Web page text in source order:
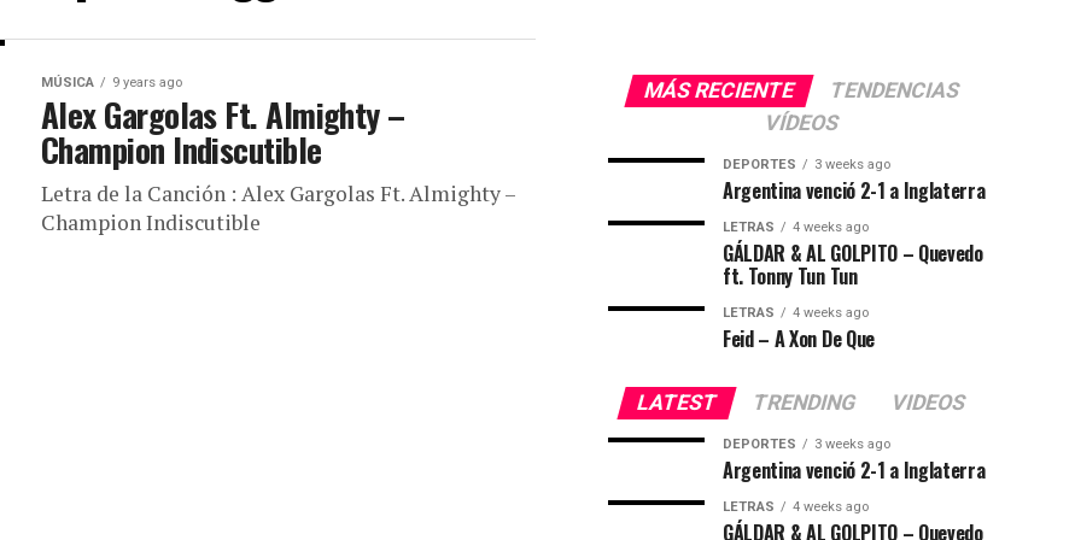
MÚSICA 9 years ago
Alex Gargolas Ft. Almighty –
Champion Indiscutible
Letra de la Canción : Alex Gargolas Ft. Almighty –
Champion Indiscutible
MÁS RECIENTE
TENDENCIAS
VÍDEOS
DEPORTES 3 weeks ago
Argentina venció 2-1 a Inglaterra
LETRAS 4 weeks ago
GÁLDAR & AL GOLPITO – Quevedo
ft. Tonny Tun Tun
LETRAS 4 weeks ago
Feid – A Xon De Que
LATEST TRENDING VIDEOS
DEPORTES 3 weeks ago
Argentina venció 2-1 a Inglaterra
LETRAS 4 weeks ago
GÁLDAR & AL GOLPITO – Quevedo